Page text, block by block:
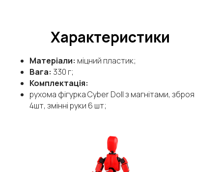
Характеристики
Матеріали: міцний пластик;
Вага: 330 г;
Комплектація:
рухома фігурка Cyber Doll з магнітами, зброя
4шт, змінні руки 6 шт;